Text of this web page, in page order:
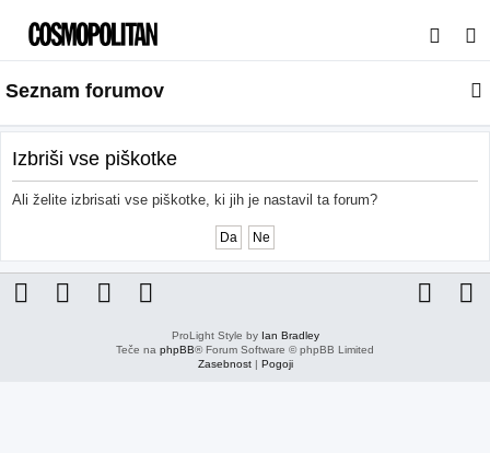
s
a
j
Seznam forumov
Izbriši vse piškotke
Ali želite izbrisati vse piškotke, ki jih je nastavil ta forum?
ProLight Style by Ian Bradley
Teče na phpBB® Forum Software © phpBB Limited
Zasebnost| Pogoji